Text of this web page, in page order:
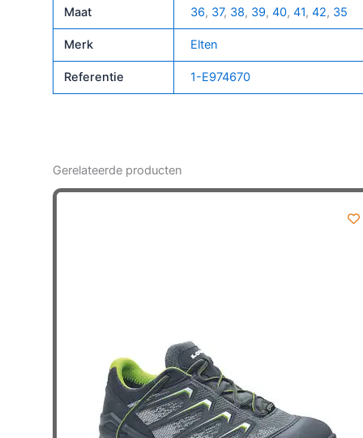
O2
Wr
aantal
Maat 36, 37, 38, 39, 40, 41, 42, 35
Merk Elten
Referentie 1-E974670
Gerelateerde producten